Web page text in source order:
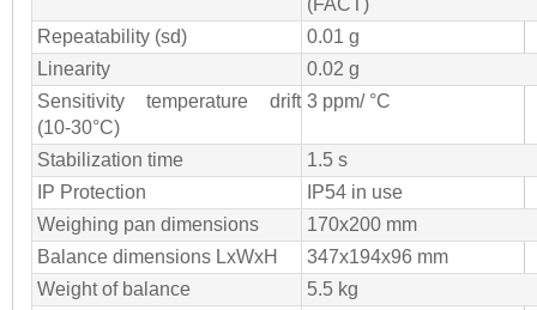
(FACT)
Repeatability (sd)
0.01 g
Linearity
0.02 g
Sensitivity temperature drift
(10-30°C)
3 ppm/ °C
Stabilization time
1.5 s
IP Protection
IP54 in use
Weighing pan dimensions
170x200 mm
Balance dimensions LxWxH
347x194x96 mm
Weight of balance
5.5 kg